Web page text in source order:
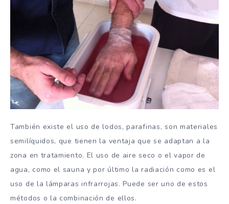
También existe el uso de lodos, parafinas, son materiales
semilíquidos, que tienen la ventaja que se adaptan a la
zona en tratamiento. El uso de aire seco o el vapor de
agua, como el sauna y por último la radiación como es el
uso de la lámparas infrarrojas. Puede ser uno de estos
métodos o la combinación de ellos.